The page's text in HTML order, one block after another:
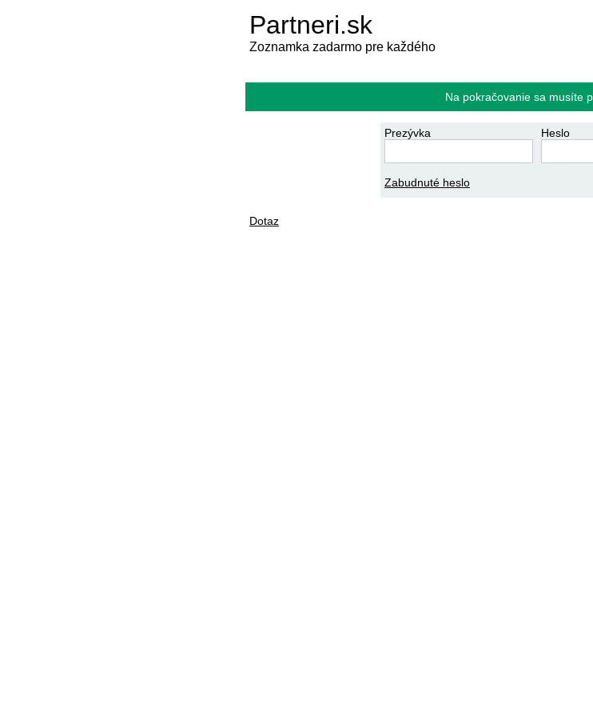
Partneri.sk
Zoznamka zadarmo pre každého
Na pokračovanie sa musíte
Prezývka Heslo
Zabudnuté heslo
Dotaz